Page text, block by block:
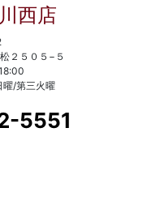
西店
２５０５−５
曜/第三火曜
5551